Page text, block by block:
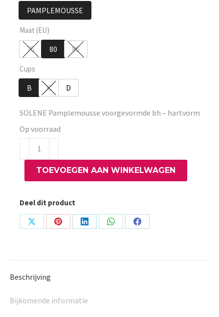
PAMPLEMOUSSE
Maat (EU)
75 80 85
Cups
B C D
SOLENE Pamplemousse voorgevormde bh – hartvorm
Op voorraad
SOLENE
Pamplemousse
voorgevormde
-
hartvorm
aantal
TOEVOEGEN AAN WINKELWAGEN
Deel dit product
Share
Share
Share
Share
Share
Beschrijving
Bijkomende informatie